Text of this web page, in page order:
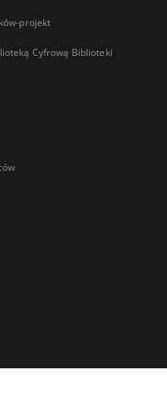
projekt
Cyfrową Biblioteki